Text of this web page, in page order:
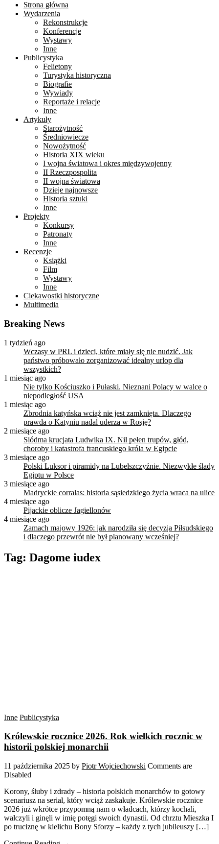
Strona główna
Wydarzenia
Rekonstrukcje
Konferencje
Wystawy
Inne
Publicystyka
Felietony
Turystyka historyczna
Biografie
Wywiady
Reportaże i relacje
Inne
Artykuły
Starożytność
Średniowiecze
Nowożytność
Historia XIX wieku
I wojna światowa i okres międzywojenny
II Rzeczpospolita
II wojna światowa
Dzieje najnowsze
Historia sztuki
Inne
Projekty
Konkursy
Patronaty
Inne
Recenzje
Książki
Film
Wystawy
Inne
Ciekawostki historyczne
Multimedia
Breaking News
1 tydzień ago
Wczasy w PRL i dzieci, które miały się nie nudzić. Jak
państwo próbowało zorganizować idealny urlop dla
wszystkich?
1 miesiąc ago
Nie tylko Kościuszko i Pułaski. Nieznani Polacy w walce o
niepodległość USA
1 miesiąc ago
Zbrodnia katyńska wciąż nie jest zamknięta. Dlaczego
prawda o Katyniu nadal uderza w Rosję?
2 miesiące ago
Siódma krucjata Ludwika IX. Nil pełen trupów, głód,
choroby i katastrofa francuskiego króla w Egipcie
3 miesiące ago
Polski Luksor i piramidy na Lubelszczyźnie. Niezwykłe ślady
Egiptu w Polsce
3 miesiące ago
Madryckie corralas: historia sąsiedzkiego życia wraca na ulice
4 miesiące ago
Pijackie oblicze Jagiellonów
4 miesiące ago
Zamach majowy 1926: jak narodziła się decyzja Piłsudskiego
i dlaczego przewrót nie był planowany wcześniej?
Tag: Dagome iudex
Inne Publicystyka
Królewskie rocznice 2026. Rok wielkich rocznic w
historii polskiej monarchii
11 października 2025 by Piotr Wojciechowski Comments are
Disabled
Korony, śluby i zdrady – historia polskich monarchów to gotowy
scenariusz na serial, który wciąż zaskakuje. Królewskie rocznice
2026 już wkrótce przypomną nam o władcach, którzy kochali,
walczyli i ginęli w imię potęgi swoich dynastii. Od chrztu Mieszka I
po truciznę w kielichu Bony Sforzy – każdy z tych jubileuszy […]